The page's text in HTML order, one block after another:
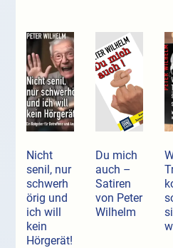
Nicht
senil, nur
schwerh
örig und
ich will
kein
Hörgerät!
Du mich
auch –
Satiren
von Peter
Wilhelm